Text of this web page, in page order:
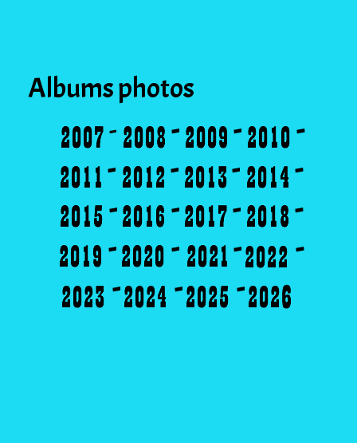
Albums photos
-
- -
-
-
- -
-
-
- -
-
-
- -
-
-
- -